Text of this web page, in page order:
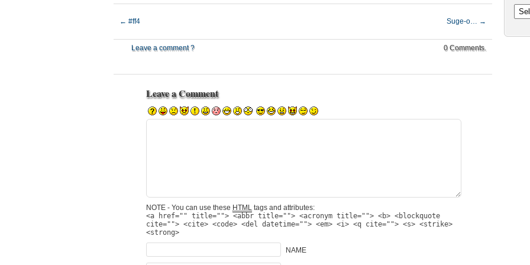
← #ff4 Suge-o… →
Leave a comment ? 0 Comments.
Leave a Comment
NOTE - You can use these HTML tags and attributes:
<a href="" title=""> <abbr title=""> <acronym title=""> <b> <blockquote
cite=""> <cite> <code> <del datetime=""> <em> <i> <q cite=""> <s> <strike>
<strong>
NAME